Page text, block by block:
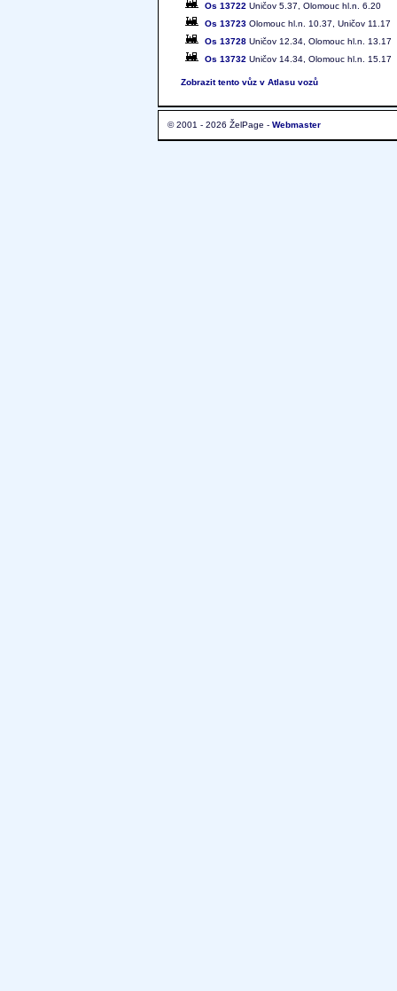
Os 13722 Uničov 5.37, Olomouc hl.n. 6.20
Os 13723 Olomouc hl.n. 10.37, Uničov 11.17
Os 13728 Uničov 12.34, Olomouc hl.n. 13.17
Os 13732 Uničov 14.34, Olomouc hl.n. 15.17
Zobrazit tento vůz v Atlasu vozů
© 2001 - 2026 ŽelPage - Webmaster